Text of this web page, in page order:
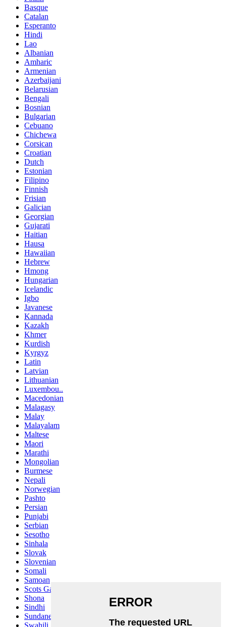
Basque
Catalan
Esperanto
Hindi
Lao
Albanian
Amharic
Armenian
Azerbaijani
Belarusian
Bengali
Bosnian
Bulgarian
Cebuano
Chichewa
Corsican
Croatian
Dutch
Estonian
Filipino
Finnish
Frisian
Galician
Georgian
Gujarati
Haitian
Hausa
Hawaiian
Hebrew
Hmong
Hungarian
Icelandic
Igbo
Javanese
Kannada
Kazakh
Khmer
Kurdish
Kyrgyz
Latin
Latvian
Lithuanian
Luxembou..
Macedonian
Malagasy
Malay
Malayalam
Maltese
Maori
Marathi
Mongolian
Burmese
Nepali
Norwegian
Pashto
Persian
Punjabi
Serbian
Sesotho
Sinhala
Slovak
Slovenian
Somali
Samoan
Scots Gaelic
Shona
Sindhi
Sundanese
Swahili